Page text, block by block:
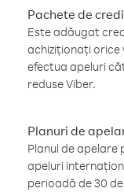
Pachete de
Este adăugat
achiziționați orice
efectua apeluri
reduse Viber.
Planuri de
Planul de apelare
apeluri
perioadă de 30